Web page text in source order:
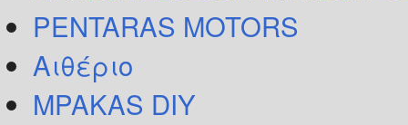
PENTARAS MOTORS
Αιθέριο
MPAKAS DIY